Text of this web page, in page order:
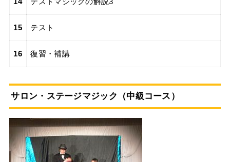
14 テストマジックの解説3
15 テスト
16 復習・補講
サロン・ステージマジック（中級コース）